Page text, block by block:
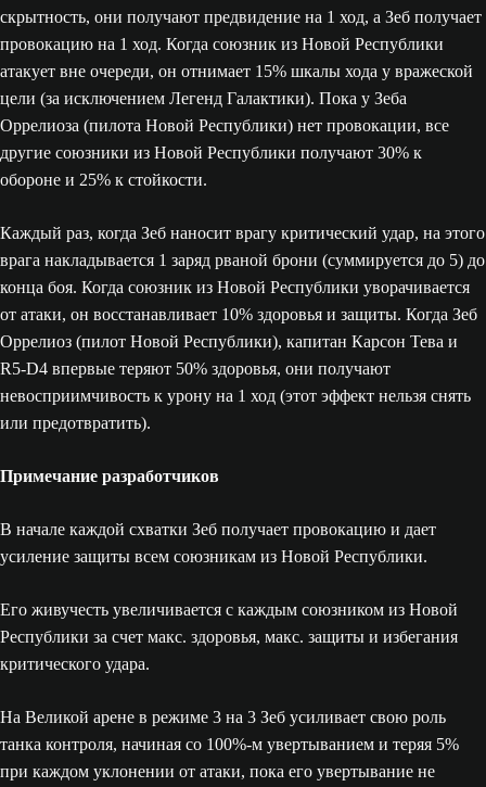
скрытность, они получают предвидение на 1 ход, а Зеб получает
провокацию на 1 ход. Когда союзник из Новой Республики
атакует вне очереди, он отнимает 15% шкалы хода у вражеской
цели (за исключением Легенд Галактики). Пока у Зеба
Оррелиоза (пилота Новой Республики) нет провокации, все
другие союзники из Новой Республики получают 30% к
обороне и 25% к стойкости.
Каждый раз, когда Зеб наносит врагу критический удар, на этого
врага накладывается 1 заряд рваной брони (суммируется до 5) до
конца боя. Когда союзник из Новой Республики уворачивается
от атаки, он восстанавливает 10% здоровья и защиты. Когда Зеб
Оррелиоз (пилот Новой Республики), капитан Карсон Тева и
R5-D4 впервые теряют 50% здоровья, они получают
невосприимчивость к урону на 1 ход (этот эффект нельзя снять
или предотвратить).
Примечание разработчиков
В начале каждой схватки Зеб получает провокацию и дает
усиление защиты всем союзникам из Новой Республики.
Его живучесть увеличивается с каждым союзником из Новой
Республики за счет макс. здоровья, макс. защиты и избегания
критического удара.
На Великой арене в режиме 3 на 3 Зеб усиливает свою роль
танка контроля, начиная со 100%-м увертыванием и теряя 5%
при каждом уклонении от атаки, пока его увертывание не